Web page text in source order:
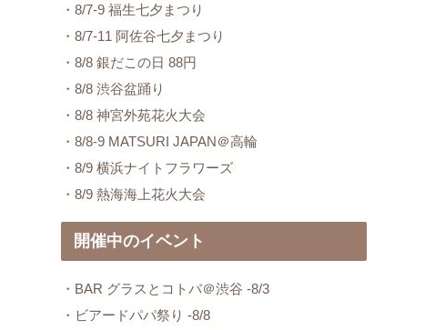
・8/7-9 福生七夕まつり
・8/7-11 阿佐谷七夕まつり
・8/8 銀だこの日 88円
・8/8 渋谷盆踊り
・8/8 神宮外苑花火大会
・8/8-9 MATSURI JAPAN＠高輪
・8/9 横浜ナイトフラワーズ
・8/9 熱海海上花火大会
開催中のイベント
・BAR グラスとコトバ＠渋谷 -8/3
・ビアードパパ祭り -8/8